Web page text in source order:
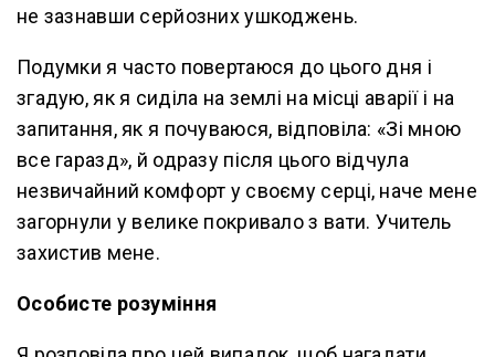
не зазнавши серйозних ушкоджень.
Подумки я часто повертаюся до цього дня і
згадую, як я сиділа на землі на місці аварії і на
запитання, як я почуваюся, відповіла: «Зі мною
все гаразд», й одразу після цього відчула
незвичайний комфорт у своєму серці, наче мене
загорнули у велике покривало з вати. Учитель
захистив мене.
Особисте розуміння